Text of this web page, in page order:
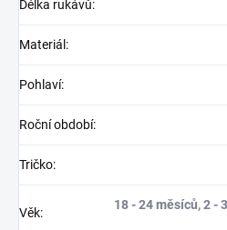
Délka rukávů:
Materiál :
Pohlaví:
Roční období:
Tričko:
Věk:
18 - 24 měsíců, 2 -